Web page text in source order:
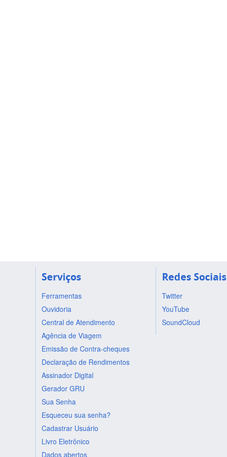
Serviços
Ferramentas
Ouvidoria
Central de Atendimento
Agência de Viagem
Emissão de Contra-cheques
Declaração de Rendimentos
Assinador Digital
Gerador GRU
Sua Senha
Esqueceu sua senha?
Cadastrar Usuário
Livro Eletrônico
Dados abertos
Redes Sociais
Twitter
YouTube
SoundCloud